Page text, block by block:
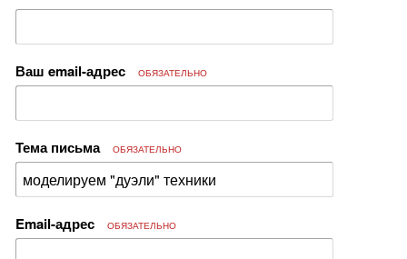
Ваш email-адрес ОБЯЗАТЕЛЬНО
Тема письма ОБЯЗАТЕЛЬНО
Email-адрес ОБЯЗАТЕЛЬНО